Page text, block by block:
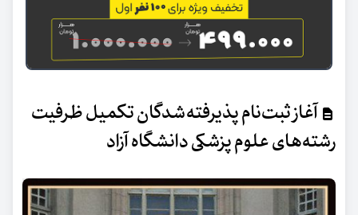
آغاز ثبت‌نام پذیرفته‌شدگان تکمیل ظرفیت
رشته‌های علوم پزشکی دانشگاه آزاد